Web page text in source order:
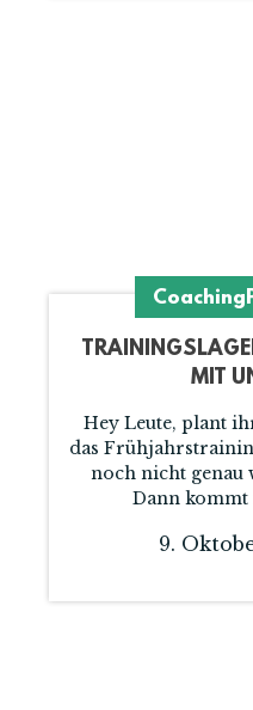
Coaching
MIT
Hey Leute, plant
das
noch nicht genau
Dann kommt
9.